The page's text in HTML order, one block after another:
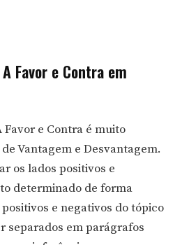
Favor e Contra em
Favor e Contra é muito
Vantagem e Desvantagem.
os lados positivos e
determinado de forma
e negativos do tópico
separados em parágrafos